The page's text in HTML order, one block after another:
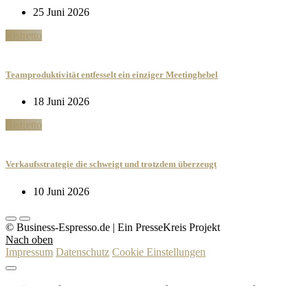
25 Juni 2026
Ristretto
Teamproduktivität entfesselt ein einziger Meetinghebel
18 Juni 2026
Ristretto
Verkaufsstrategie die schweigt und trotzdem überzeugt
10 Juni 2026
© Business-Espresso.de | Ein PresseKreis Projekt
Nach oben
Impressum Datenschutz Cookie Einstellungen